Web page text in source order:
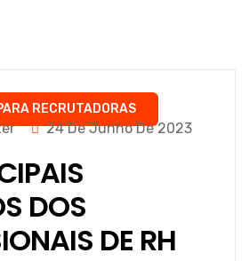
RECRUTADORAS
24 De Junho De 2023
DOS
DE RH